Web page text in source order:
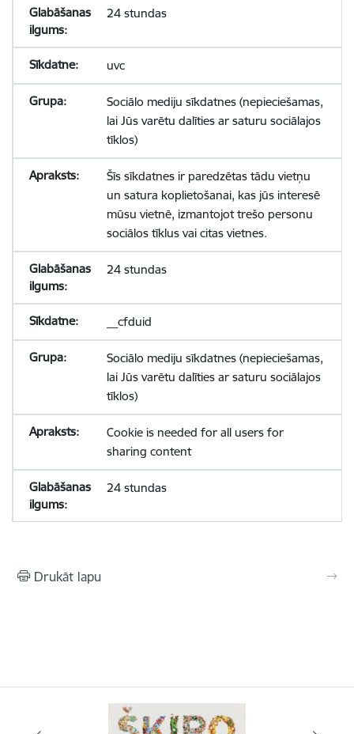
24 stundas
uvc
Sociālo mediju sīkdatnes (nepieciešamas,
lai Jūs varētu dalīties ar saturu sociālajos
tīklos)
Šīs sīkdatnes ir paredzētas tādu vietņu
un satura koplietošanai, kas jūs interesē
mūsu vietnē, izmantojot trešo personu
sociālos tīklus vai citas vietnes.
24 stundas
__cfduid
Sociālo mediju sīkdatnes (nepieciešamas,
lai Jūs varētu dalīties ar saturu sociālajos
tīklos)
Cookie is needed for all users for
sharing content
24 stundas
Drukāt lapu